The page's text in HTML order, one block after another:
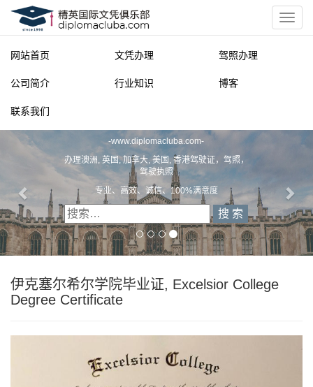
网站首页 文凭办理 驾照办理
公司简介 行业知识 博客
联系我们
-www.diplomacluba.com-
办理澳洲, 英国, 加拿大, 美国, 香港驾驶证，驾照，
驾驶执照
专业、高效、诚信、100%满意度
伊克塞尔希尔学院毕业证, Excelsior College
Degree Certificate